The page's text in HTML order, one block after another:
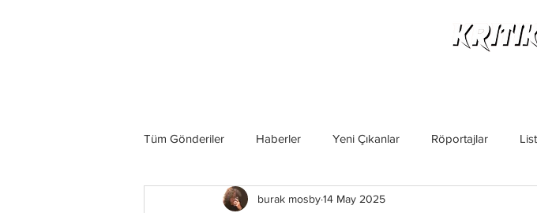
Tüm Gönderiler Haberler Yeni Çıkanlar Röportajlar
Grup İncelemeleri Konserler İncelemeler
burak mosby14 May 2025